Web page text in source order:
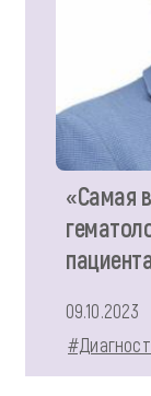
«Самая
09.10.2023